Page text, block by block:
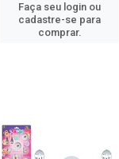
Faça seu login ou
cadastre-se para
comprar.